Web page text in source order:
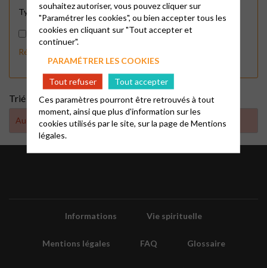
Type d'événement En ligne Physique
Afficher tous les évènements en France
Réinitialiser les filtres
Trié par :
Aucun résultat trouvé
Informations Vie spirituelle
Mentions légales FAQ Glossaire
souhaitez autoriser, vous pouvez cliquer sur
"Paramétrer les cookies", ou bien accepter tous les
cookies en cliquant sur "Tout accepter et
continuer".
PARAMÉTRER LES COOKIES
Tout refuser
Tout accepter
Ces paramètres pourront être retrouvés à tout
moment, ainsi que plus d'information sur les
cookies utilisés par le site, sur la page deMentions
légales.